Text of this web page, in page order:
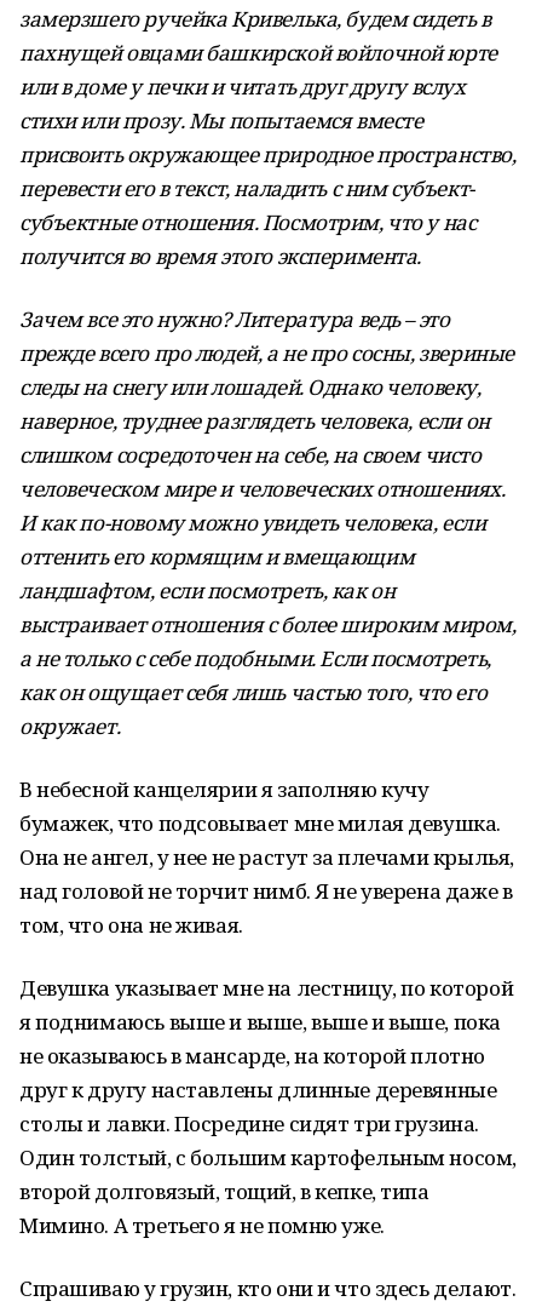
замерзшего ручейка Кривелька, будем сидеть в
пахнущей овцами башкирской войлочной юрте
или в доме у печки и читать друг другу вслух
стихи или прозу. Мы попытаемся вместе
присвоить окружающее природное пространство,
перевести его в текст, наладить с ним субъект-
субъектные отношения. Посмотрим, что у нас
получится во время этого эксперимента.
Зачем все это нужно? Литература ведь – это
прежде всего про людей, а не про сосны, звериные
следы на снегу или лошадей. Однако человеку,
наверное, труднее разглядеть человека, если он
слишком сосредоточен на себе, на своем чисто
человеческом мире и человеческих отношениях.
И как по-новому можно увидеть человека, если
оттенить его кормящим и вмещающим
ландшафтом, если посмотреть, как он
выстраивает отношения с более широким миром,
а не только с себе подобными. Если посмотреть,
как он ощущает себя лишь частью того, что его
окружает.
В небесной канцелярии я заполняю кучу
бумажек, что подсовывает мне милая девушка.
Она не ангел, у нее не растут за плечами крылья,
над головой не торчит нимб. Я не уверена даже в
том, что она не живая.
Девушка указывает мне на лестницу, по которой
я поднимаюсь выше и выше, выше и выше, пока
не оказываюсь в мансарде, на которой плотно
друг к другу наставлены длинные деревянные
столы и лавки. Посредине сидят три грузина.
Один толстый, с большим картофельным носом,
второй долговязый, тощий, в кепке, типа
Мимино. А третьего я не помню уже.
Спрашиваю у грузин, кто они и что здесь делают.